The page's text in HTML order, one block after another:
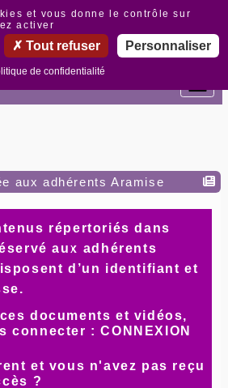
aux adhérents Aramise
répertoriés dans
aux adhérents
d’un identifiant et
documents et vidéos,
connecter :CONNEXION
et vous n'avez pas reçu
?
des cookies
et vous donne le contrôle sur
activer
Tout refuser Personnaliser
de confidentialité